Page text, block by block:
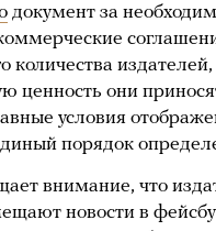
документ за
количества
ценность они
условия
порядок
внимание, что
новости в